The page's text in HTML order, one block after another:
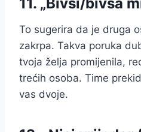
To sugerira da je druga
zakrpa. Takva poruka
tvoja želja promijenila,
trećih osoba. Time
vas dvoje.